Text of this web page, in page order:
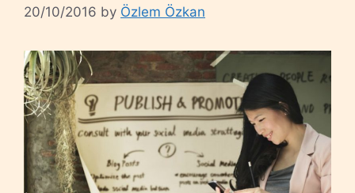
20/10/2016 by Özlem Özkan